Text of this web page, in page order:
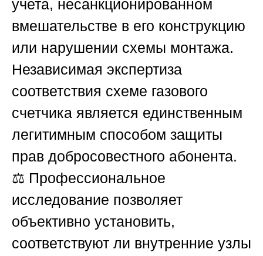
учета, несанкционированном
вмешательстве в его конструкцию
или нарушении схемы монтажа.
Независимая экспертиза
соответствия схеме газового
счетчика является единственным
легитимным способом защиты
прав добросовестного абонента.
⚖️ Профессиональное
исследование позволяет
объективно установить,
соответствуют ли внутренние узлы